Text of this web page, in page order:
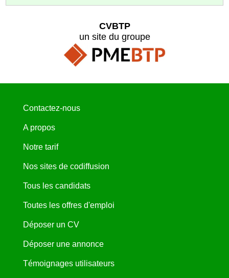
CVBTP
un site du groupe
Contactez-nous
A propos
Notre tarif
Nos sites de codiffusion
Tous les candidats
Toutes les offres d'emploi
Déposer un CV
Déposer une annonce
Témoignages utilisateurs